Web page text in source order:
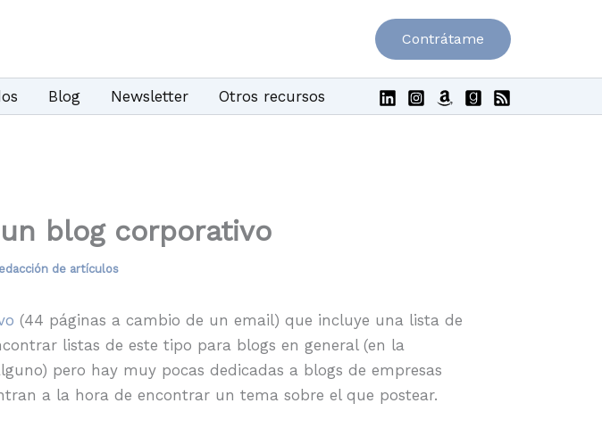
Contrátame
Blog Newsletter Otros recursos
blog corporativo
de artículos
(44 páginas a cambio de un email) que incluye una lista de
listas de este tipo para blogs en general (en la
pero hay muy pocas dedicadas a blogs de empresas
a la hora de encontrar un tema sobre el que postear.